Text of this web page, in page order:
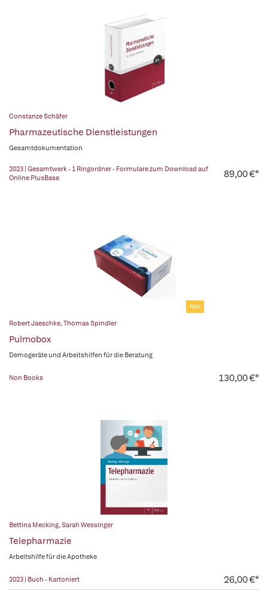
Constanze Schäfer
Pharmazeutische Dienstleistungen
Gesamtdokumentation
2023 | Gesamtwerk - 1 Ringordner - Formulare zum Download auf
Online PlusBase
89,00 €*
NEU
Robert Jaeschke,Thomas Spindler
Pulmobox
Demogeräte und Arbeitshilfen für die Beratung
Non Books 130,00 €*
Bettina Mecking,Sarah Wessinger
Telepharmazie
Arbeitshilfe für die Apotheke
2023 | Buch - Kartoniert 26,00 €*